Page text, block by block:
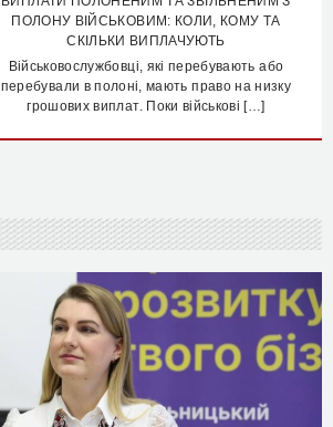
ПОЛОНУ ВІЙСЬКОВИМ: КОЛИ, КОМУ ТА
СКІЛЬКИ ВИПЛАЧУЮТЬ
Військовослужбовці, які перебувають або
перебували в полоні, мають право на низку
грошових виплат. Поки військові […]